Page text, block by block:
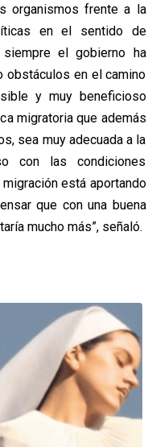
organismos frente a la
en el sentido de
el gobierno ha
obstáculos en el camino
y muy beneficioso
migratoria que además
sea muy adecuada a la
con las condiciones
está aportando
que con una buena
mucho más”, señaló.